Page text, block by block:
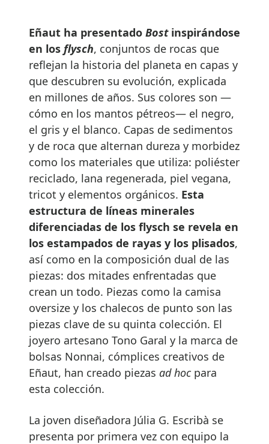
Eñaut ha presentado Bostinspirándose
en los flysch, conjuntos de rocas que
reflejan la historia del planeta en capas y
que descubren su evolución, explicada
en millones de años. Sus colores son —
cómo en los mantos pétreos— el negro,
el gris y el blanco. Capas de sedimentos
y de roca que alternan dureza y morbidez
como los materiales que utiliza: poliéster
reciclado, lana regenerada, piel vegana,
tricot y elementos orgánicos. Esta
estructura de líneas minerales
diferenciadas de los flysch se revela en
los estampados de rayas y los plisados,
así como en la composición dual de las
piezas: dos mitades enfrentadas que
crean un todo. Piezas como la camisa
oversize y los chalecos de punto son las
piezas clave de su quinta colección. El
joyero artesano Tono Garal y la marca de
bolsas Nonnai, cómplices creativos de
Eñaut, han creado piezas ad hocpara
esta colección.
La joven diseñadora Júlia G. Escribà se
presenta por primera vez con equipo la